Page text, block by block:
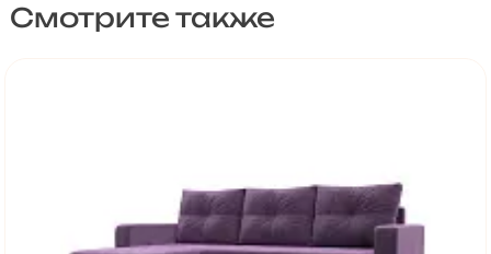
Смотрите также